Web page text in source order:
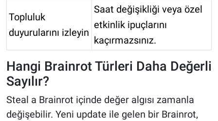
Topluluk
duyurularını izleyin
Saat değişikliği veya özel
etkinlik ipuçlarını
kaçırmazsınız.
Hangi Brainrot Türleri Daha Değerli
Sayılır?
Steal a Brainrot içinde değer algısı zamanla
değişebilir. Yeni update ile gelen bir Brainrot,